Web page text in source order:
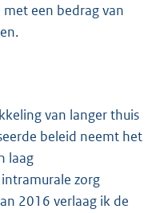
een bedrag van
van langer thuis
beleid neemt het
laag
zorg
2016 verlaag ik de